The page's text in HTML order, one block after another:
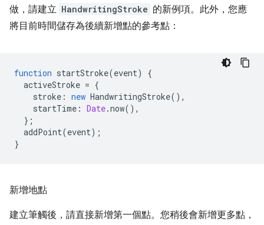
做，請建立 HandwritingStroke 的新例項。此外，您應
將目前時間儲存為後續新增點的參考點：
function startStroke(event)
{
activeStroke = {
stroke : new HandwritingStroke(),
startTime : Date.now(),
};
addPoint(event);
}
新增地點
建立筆觸後，請直接新增第一個點。您稍後會新增更多點，